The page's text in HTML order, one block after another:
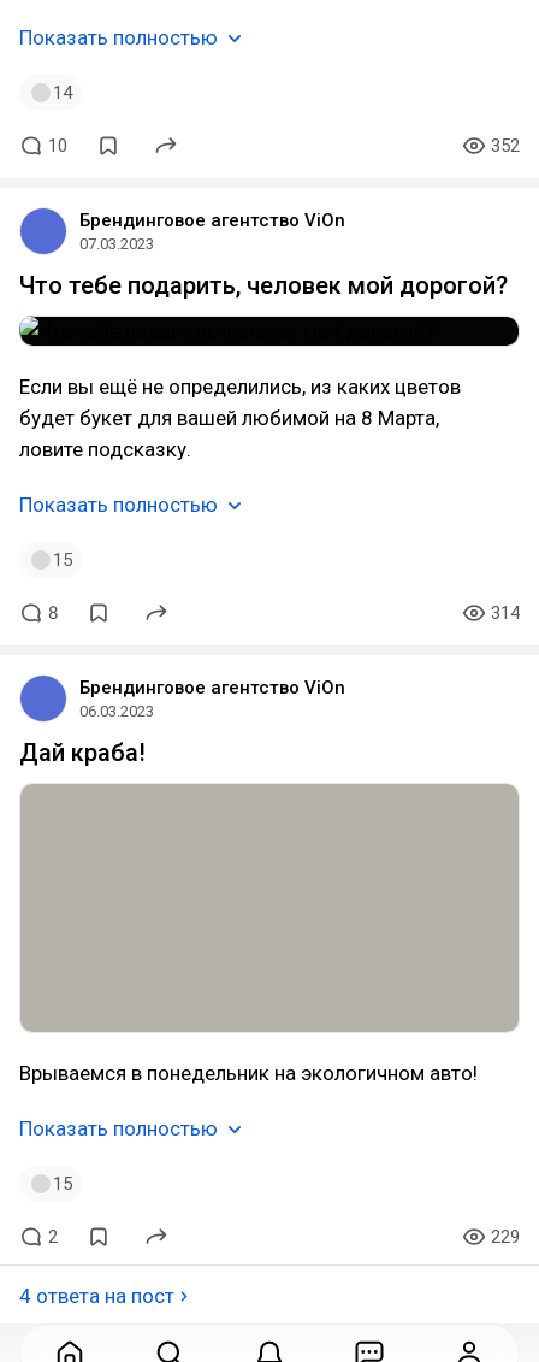
Показать полностью
14
10 352
Брендинговое агентство ViOn
07.03.2023
Что тебе подарить, человек мой дорогой?
Если вы ещё не определились, из каких цветов
будет букет для вашей любимой на 8 Марта,
ловите подсказку.
Показать полностью
15
8 314
Брендинговое агентство ViOn
06.03.2023
Дай краба!
Врываемся в понедельник на экологичном авто!
Показать полностью
15
2 229
4 ответа на пост